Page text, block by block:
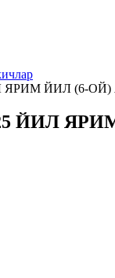
ЯРИМ ЙИЛ (6-
ЙИЛ